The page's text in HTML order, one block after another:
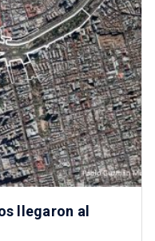
llegaron al